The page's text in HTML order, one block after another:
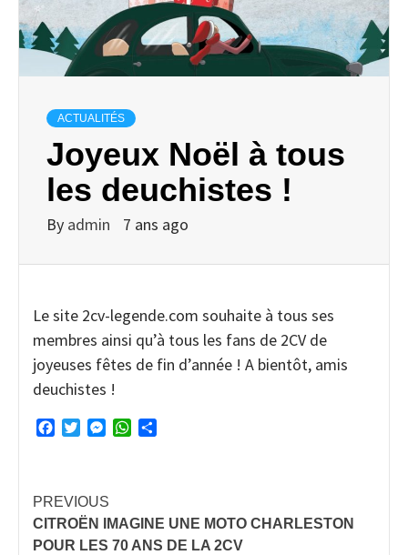
ACTUALITÉS
Joyeux Noël à tous
les deuchistes !
By admin 7 ans ago
Le site 2cv-legende.com souhaite à tous ses
membres ainsi qu’à tous les fans de 2CV de
joyeuses fêtes de fin d’année ! A bientôt, amis
deuchistes !
FacebookTwitterMessengerWhatsApp
Continue
Reading
PREVIOUS
CITROËN IMAGINE UNE MOTO CHARLESTON
POUR LES 70 ANS DE LA 2CV